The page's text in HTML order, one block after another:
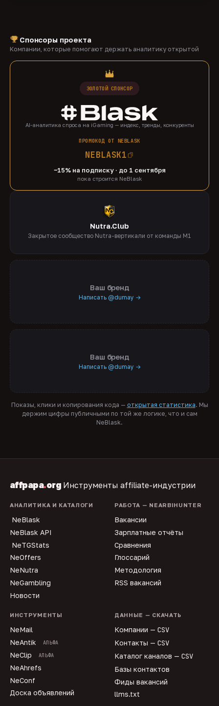
Спонсоры проекта
Компании, которые помогают держать аналитику открытой
ЗОЛОТОЙ СПОНСОР
AI-аналитика спроса на iGaming — индекс, тренды, конкуренты
ПРОМОКОД ОТ NEBLASK
NEBLASK1
−15% на подписку · до 1 сентября
пока строится NeBlask
Nutra.Club
Закрытое сообщество Nutra-вертикали от команды M1
Ваш бренд
Написать @dumay →
Ваш бренд
Написать @dumay →
Показы, клики и копирования кода — открытая статистика. Мы
держим цифры публичными по той же логике, что и сам
NeBlask.
affpapa.org Инструменты affiliate-индустрии
АНАЛИТИКА И КАТАЛОГИ
NeBlask
NeBlask API
NeTGStats
NeOffers
NeNutra
NeGambling
Новости
РАБОТА — NEARBIHUNTER
Вакансии
Зарплатные отчёты
Сравнения
Глоссарий
Методология
RSS вакансий
ИНСТРУМЕНТЫ
NeMail
NeAntik
АЛЬФА
NeClip АЛЬФА
NeAhrefs
NeConf
Доска объявлений
ДАННЫЕ — СКАЧАТЬ
Компании — CSV
Контакты — CSV
Каталог каналов — CSV
Базы контактов
Фиды вакансий
llms.txt